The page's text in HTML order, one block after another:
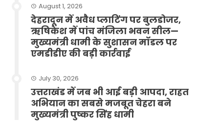
August 1, 2026
देहरादून में अवैध प्लाटिंग पर बुलडोजर,
ऋषिकेश में पांच मंजिला भवन सील—
मुख्यमंत्री धामी के सुशासन मॉडल पर
एमडीडीए की बड़ी कार्रवाई
July 30, 2026
उत्तराखंड में जब भी आई बड़ी आपदा, राहत
अभियान का सबसे मजबूत चेहरा बने
मुख्यमंत्री पुष्कर सिंह धामी